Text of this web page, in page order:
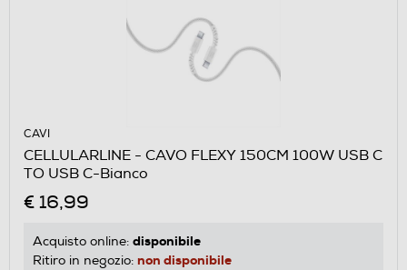
CAVI
CELLULARLINE - CAVO FLEXY 150CM 100W USB C
TO USB C-Bianco
€ 16,99
Acquisto online: disponibile
Ritiro in negozio: non disponibile